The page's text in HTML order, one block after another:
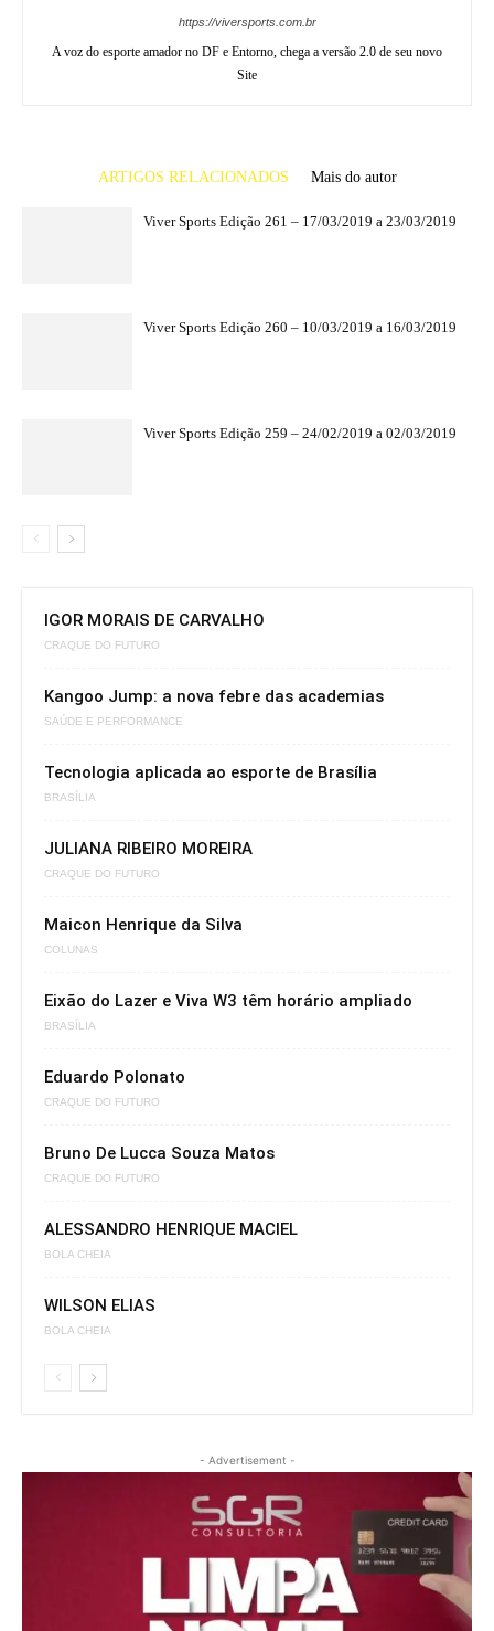
https://viversports.com.br
A voz do esporte amador no DF e Entorno, chega a versão 2.0 de seu novo
Site
ARTIGOS RELACIONADOS Mais do autor
Viver Sports Edição 261 – 17/03/2019 a 23/03/2019
Viver Sports Edição 260 – 10/03/2019 a 16/03/2019
Viver Sports Edição 259 – 24/02/2019 a 02/03/2019
IGOR MORAIS DE CARVALHO
CRAQUE DO FUTURO
Kangoo Jump: a nova febre das academias
SAÚDE E PERFORMANCE
Tecnologia aplicada ao esporte de Brasília
BRASÍLIA
JULIANA RIBEIRO MOREIRA
CRAQUE DO FUTURO
Maicon Henrique da Silva
COLUNAS
Eixão do Lazer e Viva W3 têm horário ampliado
BRASÍLIA
Eduardo Polonato
CRAQUE DO FUTURO
Bruno De Lucca Souza Matos
CRAQUE DO FUTURO
ALESSANDRO HENRIQUE MACIEL
BOLA CHEIA
WILSON ELIAS
BOLA CHEIA
- Advertisement -